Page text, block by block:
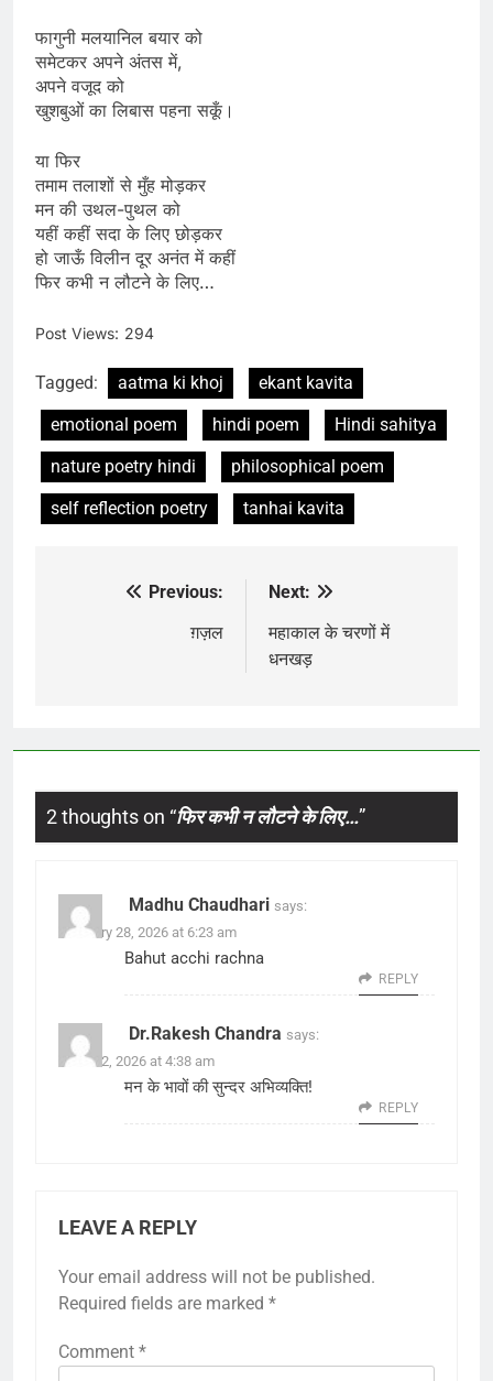
फागुनी मलयानिल बयार को
समेटकर अपने अंतस में,
अपने वजूद को
खुशबुओं का लिबास पहना सकूँ।
या फिर
तमाम तलाशों से मुँह मोड़कर
मन की उथल-पुथल को
यहीं कहीं सदा के लिए छोड़कर
हो जाऊँ विलीन दूर अनंत में कहीं
फिर कभी न लौटने के लिए…
Post Views: 294
Tagged: aatma ki khoj
ekant kavita
emotional poem
hindi poem
Hindi sahitya
nature poetry hindi
philosophical poem
self reflection poetry
tanhai kavita
Previous:
ग़ज़ल
Next:
महाकाल के चरणों में
धनखड़
2 thoughts on “फिर कभी न लौटने के लिए…”
Madhu Chaudhari says:
February 28, 2026 at 6:23 am
Bahut acchi rachna
REPLY
Dr.Rakesh Chandra says:
March 2, 2026 at 4:38 am
मन के भावों की सुन्दर अभिव्यक्ति!
REPLY
LEAVE A REPLY
Your email address will not be published.
Required fields are marked *
Comment *